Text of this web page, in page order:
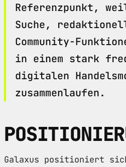
Referenzpunkt,
Suche,
Community-
in einem stark
digitalen
zusammenlaufen.
Galaxus positioniert